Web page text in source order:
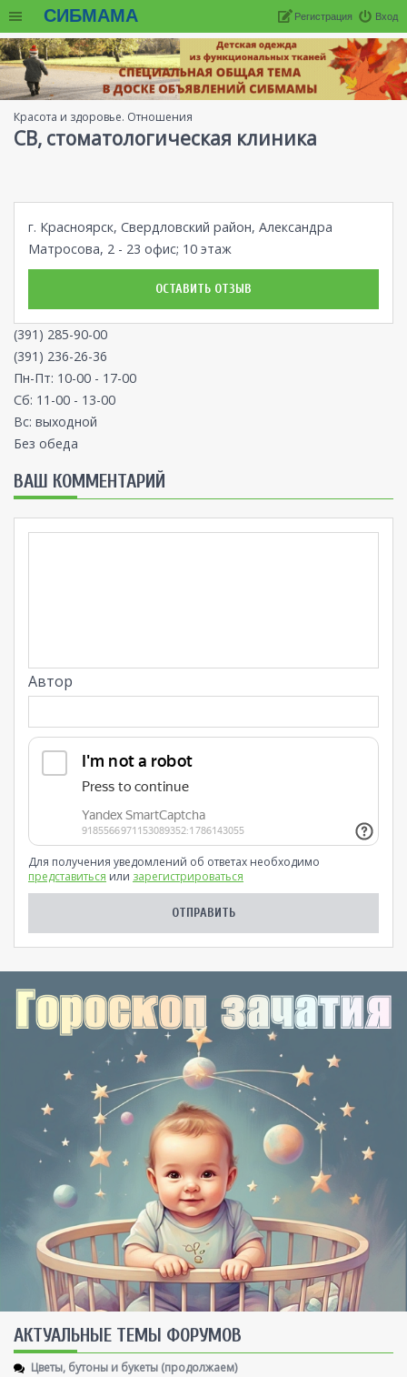
СИБМАМА Вход
Регистрация
Красота и здоровье. Отношения
СВ, стоматологическая клиника
г. Красноярск, Свердловский район, Александра
Матросова, 2 - 23 офис; 10 этаж
ОСТАВИТЬ ОТЗЫВ
(391) 285-90-00
(391) 236-26-36
Пн-Пт: 10-00 - 17-00
Сб: 11-00 - 13-00
Вс: выходной
Без обеда
ВАШ КОММЕНТАРИЙ
Автор
Для получения уведомлений об ответах необходимо
представиться или зарегистрироваться
AКТУАЛЬНЫЕ ТЕМЫ ФОРУМОВ
Цветы, бутоны и букеты (продолжаем)